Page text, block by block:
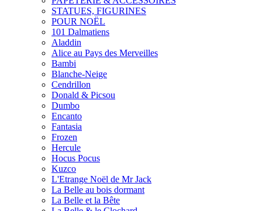
STATUES, FIGURINES
POUR NOËL
101 Dalmatiens
Aladdin
Alice au Pays des Merveilles
Bambi
Blanche-Neige
Cendrillon
Donald & Picsou
Dumbo
Encanto
Fantasia
Frozen
Hercule
Hocus Pocus
Kuzco
L'Etrange Noël de Mr Jack
La Belle au bois dormant
La Belle et la Bête